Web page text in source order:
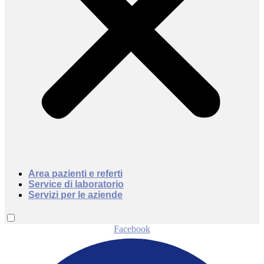
Area pazienti e referti
Service di laboratorio
Servizi per le aziende
Facebook